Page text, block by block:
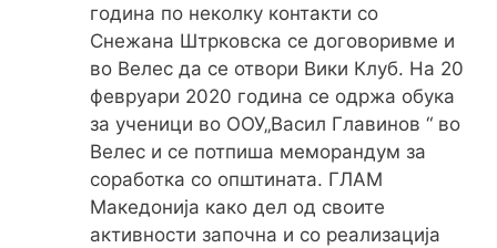
година по неколку контакти со
Снежана Штрковска се договоривме и
во Велес да се отвори Вики Клуб. На 20
февруари 2020 година се одржа обука
за ученици во ООУ„Васил Главинов “ во
Велес и се потпиша меморандум за
соработка со општината. ГЛАМ
Македонија како дел од своите
активности започна и со реализација